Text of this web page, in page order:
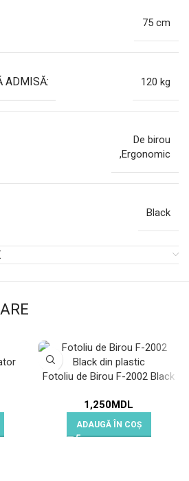
75 cm
ADMISĂ: 120 kg
De birou
,Ergonomic
Black
Fotoliu de Birou F-2002 Black
1,250MDL
ADAUGĂ ÎN COȘ